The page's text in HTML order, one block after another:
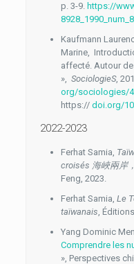
p. 3-9. https://
8928_1990_num_
Kaufmann
Marine,
affecté. Autour
», SociologieS,
org/sociologies/
https:// doi.org/
2022-2023
Ferhat Samia,
croisés 海峽兩岸
Feng, 2023.
Ferhat Samia, Le
taïwanais,
Yang Dominic
Comprendre les
», Perspectives